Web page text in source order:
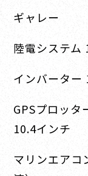
ギャレー
陸電システ
インバータ
GPSプロッ
10.4インチ
マリンエア